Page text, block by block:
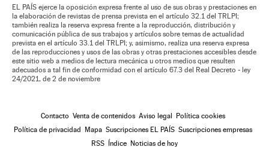
EL PAÍS ejerce la oposición expresa frente al uso de sus obras y prestaciones en
la elaboración de revistas de prensa prevista en el artículo 32.1 del TRLPI;
también realiza la reserva expresa frente a la reproducción, distribución y
comunicación pública de sus trabajos y artículos sobre temas de actualidad
prevista en el artículo 33.1 del TRLPI; y, asimismo, realiza una reserva expresa
de las reproducciones y usos de las obras y otras prestaciones accesibles desde
este sitio web a medios de lectura mecánica u otros medios que resulten
adecuados a tal fin de conformidad con el artículo 67.3 del Real Decreto - ley
24/2021, de 2 de noviembre
Contacto Venta de contenidos Aviso legal Política cookies
Política de privacidad Mapa Suscripciones EL PAÍS Suscripciones empresas
RSS Índice Noticias de hoy